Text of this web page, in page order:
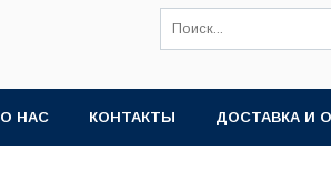
О НАС КОНТАКТЫ ДОСТАВКА И